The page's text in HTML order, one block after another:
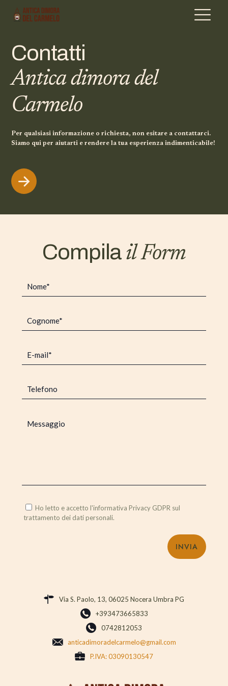
Contatti
Antica dimora del
Carmelo
Per qualsiasi informazione o richiesta, non esitare a contattarci.
Siamo qui per aiutarti e rendere la tua esperienza indimenticabile!
Compila il Form
Ho letto e accetto l'informativa Privacy GDPR sul
trattamento dei dati personali.
Via S. Paolo, 13, 06025 Nocera Umbra PG
+393473665833
0742812053
anticadimoradelcarmelo@gmail.com
P.IVA: 03090130547